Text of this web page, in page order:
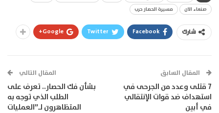
صنعاء الان
مسيرة الحصار حرب
شارك Facebook
Twitter
Google+
المقال السابق
7 قتلى وعدد من الجرحى في
استهداف ضد قوات الإنتقالي
في أبين
المقال التالي
بشأن فك الحصار.. تعرف على
الطلب الذي توجه به
المتظاهرون لـ”العمليات